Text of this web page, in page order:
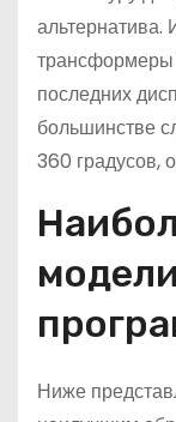
трансформеры
последних
большинстве
360 градусов,
Ниже